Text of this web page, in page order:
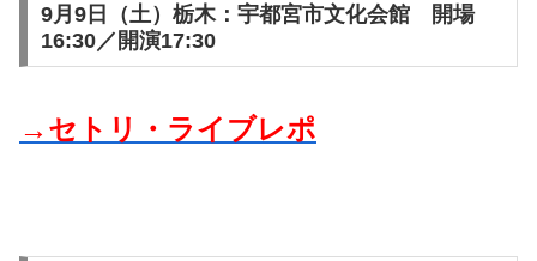
9月9日（土）栃木：宇都宮市文化会館 開場
16:30／開演17:30
→セトリ・ライブレポ